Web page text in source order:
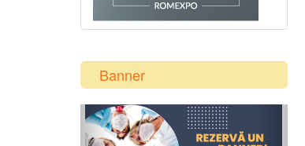
Banner
Previous